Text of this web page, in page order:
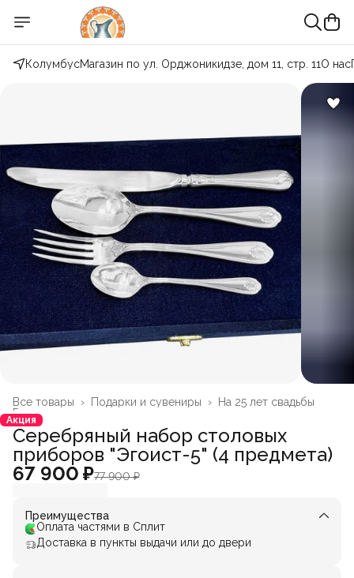
КолумбусМагазин по ул. Орджоникидзе, дом 11, стр. 11О нас
На 25 лет свадьбы
Подарки и сувениры ›
Все товары
›
Главная
Акция
Серебряный набор столовых
приборов "Эгоист-5" (4 предмета)
67 900 ₽77 900 ₽
Преимущества
Оплата частями в Сплит
Доставка в пункты выдачи или до двери